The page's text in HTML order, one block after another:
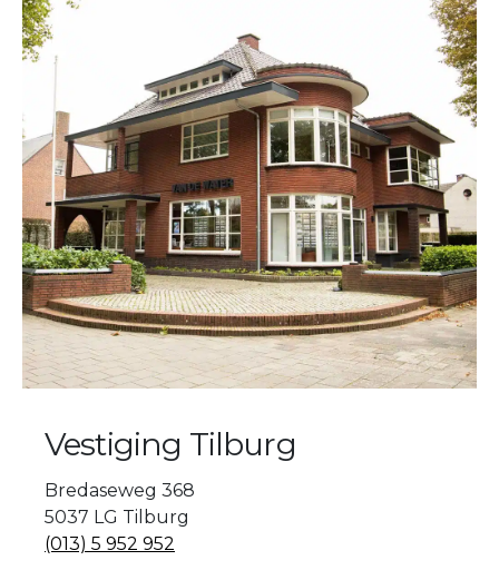
Vestiging Tilburg
Bredaseweg 368
5037 LG Tilburg
(013) 5 952 952